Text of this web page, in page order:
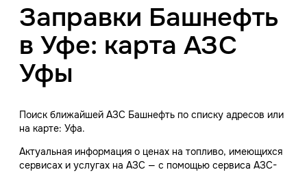
Заправки Башнефть
в Уфе: карта АЗС
Уфы
Поиск ближайшей АЗС Башнефть по списку адресов или
на карте: Уфа.
Актуальная информация о ценах на топливо, имеющихся
сервисах и услугах на АЗС — с помощью сервиса АЗС-